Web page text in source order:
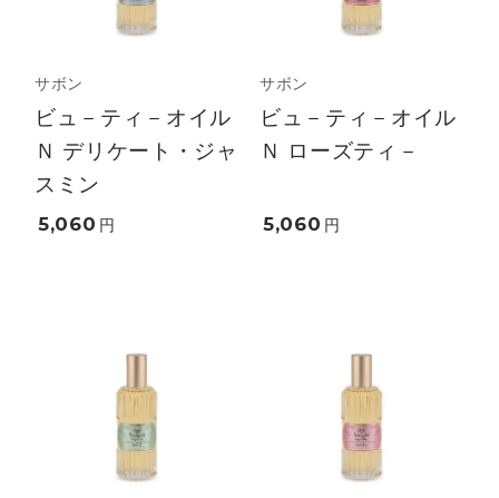
サボン
ビュ－ティ－オイル
Ｎ デリケート・ジャ
スミン
5,060 円
サボン
ビュ－ティ－オイル
Ｎ ローズティ－
5,060 円